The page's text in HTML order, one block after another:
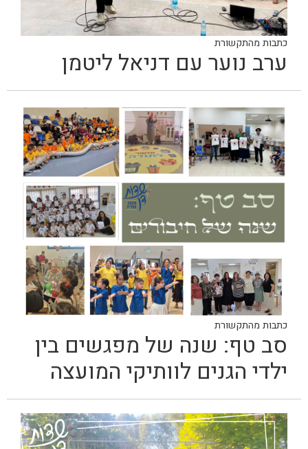
כתבות מהתקשורת
ערב נוער עם דניאל ליטמן
כתבות מהתקשורת
סב טף: שנה של מפגשים בין
ילדי הגנים לוותיקי המועצה